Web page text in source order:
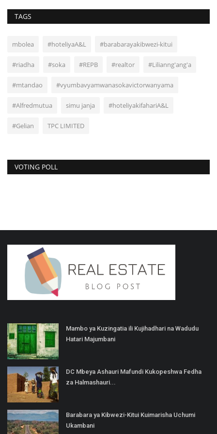
TAGS
mbolea #hoteliyaA&L #barabarayakibwezi-kitui
#riadha #soka #REPB #realtor #Lilianng'ang'a
#mtandao #vyumbavyamwanasokavictorwanyama
#Alfredmutua simu janja #hoteliyakifahariA&L
#Gelian TPC LIMITED
VOTING POLL
Mambo ya Kuzingatia ili Kujihadhari na Wadudu
Hatari Majumbani
DC Mbeya Ashauri Mafundi Kukopeshwa Fedha
za Halmashauri...
Barabara ya Kibwezi-Kitui Kuimarisha Uchumi
Ukambani